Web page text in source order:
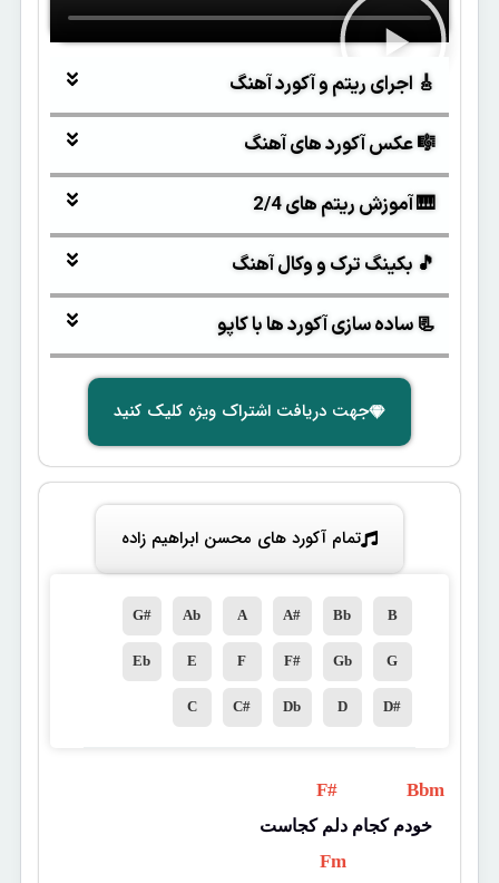
🎸 اجرای ریتم و آکورد آهنگ
🎼 عکس آکورد های آهنگ
🎹 آموزش ریتم های 2/4
🎵 بکینگ ترک و وکال آهنگ
📃 ساده سازی آکورد ها با کاپو
جهت دریافت اشتراک ویژه کلیک کنید
تمام آکورد های محسن ابراهیم زاده
B
Bb
A#
A
Ab
G#
G
Gb
F#
F
E
Eb
D#
D
Db
C#
C
F# Bbm
خودم کجام دلم کجاست
Fm